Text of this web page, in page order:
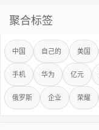
聚合标签
中国 自己的 美国
手机 华为 亿元
俄罗斯 企业 荣耀